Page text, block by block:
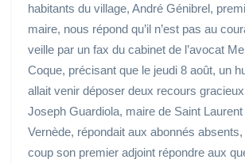
habitants du village, André Génibrel,
maire, nous répond qu’il n’est pas au
veille par un fax du cabinet de l’avocat
Coque, précisant que le jeudi 8 août, un
allait venir déposer deux recours
Joseph Guardiola, maire de Saint Laurent
Vernède, répondait aux abonnés
coup son premier adjoint répondre aux